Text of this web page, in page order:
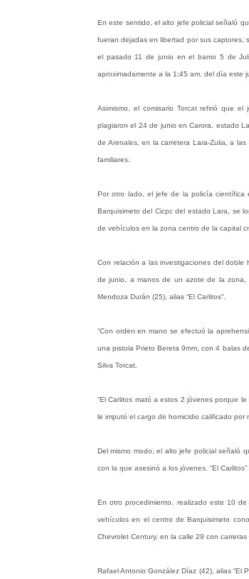
En este sentido, el alto jefe policial señaló
fueran dejadas en libertad por sus captores,
el pasado 11 de junio en el barrio 5 de
aproximadamente a la 1:45 am. del día este
Asimismo, el comisario Torcat refirió que
plagiaron el 24 de junio en Carora, estado
de Arenales, en la carretera Lara-Zulia, a
familiares.
Por otro lado, el jefe de la policía científica
Barquisimeto del Cicpc del estado Lara, se
de vehículos en la zona centro de la capital
Con relación a las investigaciones del
de junio, a manos de un azote de la zona,
Mendoza Durán (25), alias “El Carlitos”.
“Con orden en mano se efectuó la
una pistola Prieto Bereta 9mm, con 4 balas
Silva Torcat.
“El Carlitos mató a estos 2 jóvenes porque
le imputó el cargo de homicidio calificado por
Del mismo modo, el alto jefe policial señaló
con la que asesinó a los jóvenes. “El
En otro procedimiento, realizado este 10
vehículos en el centro de Barquisimeto
Chevrolet Century, en la calle 29 con
Rafael Antonio González Díaz (42), alias “El